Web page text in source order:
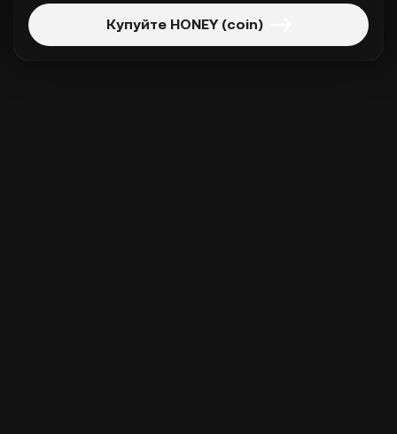
Купуйте HONEY (coin)